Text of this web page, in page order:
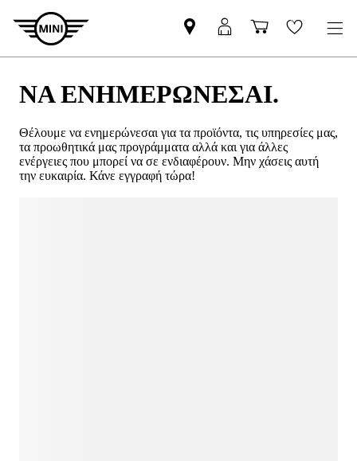
NA ΕΝΗΜΕΡΩΝΕΣΑΙ.
Θέλουμε να ενημερώνεσαι για τα προϊόντα, τις υπηρεσίες μας,
τα προωθητικά μας προγράμματα αλλά και για άλλες
ενέργειες που μπορεί να σε ενδιαφέρουν. Μην χάσεις αυτή
την ευκαιρία. Κάνε εγγραφή τώρα!